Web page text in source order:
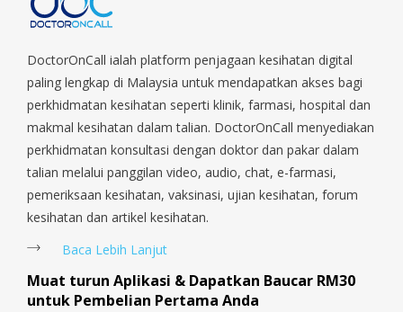
Macpherson, Mandai, Newton, Novena, Orchard, Pasir Ris,
Rochor, River Valley, Sembawang, Sengkang, Serangoon,
Serangoon Rd, Seletar, Tampines, Toa Payoh, Tanjong Pagar,
Telok Blangah, Tanglin, Thomson, Tuas, Tengah, Upper East
Coast, Upper Bukit Timah, Upper Thomson, Woodlands, West
Coast, Yishun, Yio Chu Kang.
DoctorOnCall ialah platform penjagaan kesihatan digital
paling lengkap di Malaysia untuk mendapatkan akses bagi
perkhidmatan kesihatan seperti klinik, farmasi, hospital dan
makmal kesihatan dalam talian. DoctorOnCall menyediakan
perkhidmatan konsultasi dengan doktor dan pakar dalam
talian melalui panggilan video, audio, chat, e-farmasi,
pemeriksaan kesihatan, vaksinasi, ujian kesihatan, forum
kesihatan dan artikel kesihatan.
Baca Lebih Lanjut
Muat turun Aplikasi & Dapatkan Baucar RM30
untuk Pembelian Pertama Anda